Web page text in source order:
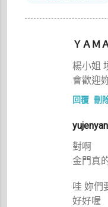
ＹＡＭ
楊小姐
會歡迎
回覆 刪
對啊
金門真
哇 妳們
好好喔